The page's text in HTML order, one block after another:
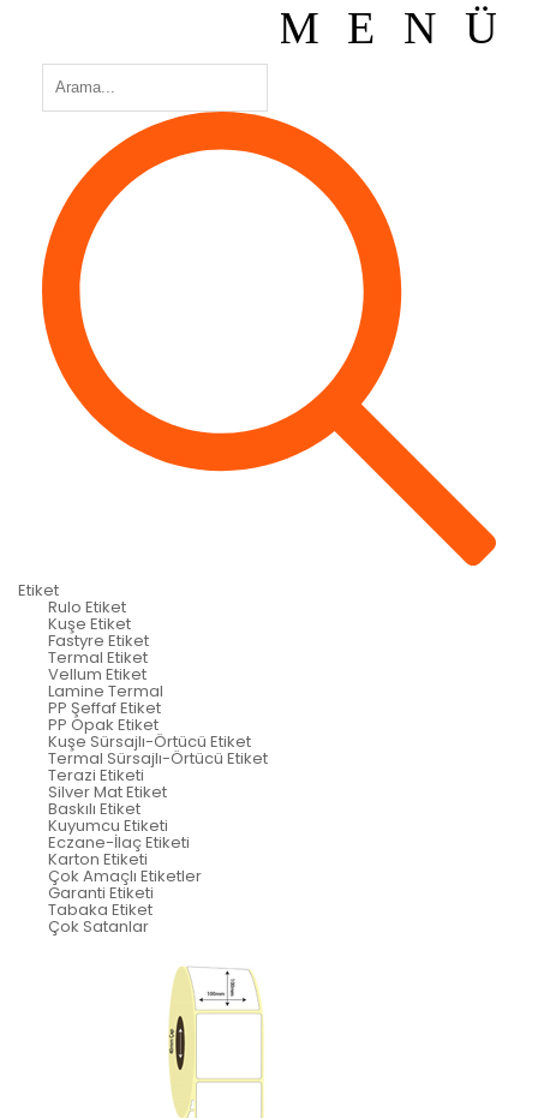
Etiket
Rulo Etiket
Kuşe Etiket
Fastyre Etiket
Termal Etiket
Vellum Etiket
Lamine Termal
PP Şeffaf Etiket
PP Opak Etiket
Kuşe Sürsajlı-Örtücü Etiket
Termal Sürsajlı-Örtücü Etiket
Terazi Etiketi
Silver Mat Etiket
Baskılı Etiket
Kuyumcu Etiketi
Eczane-İlaç Etiketi
Karton Etiketi
Çok Amaçlı Etiketler
Garanti Etiketi
Tabaka Etiket
Çok Satanlar